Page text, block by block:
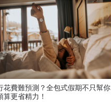
花費難預測？全包式假期不只幫你
算更省精力！